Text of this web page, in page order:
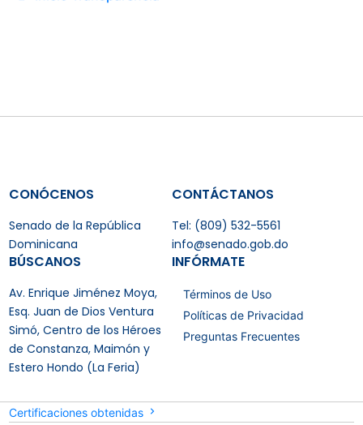
CONÓCENOS
Senado de la República
Dominicana
CONTÁCTANOS
Tel: (809) 532-5561
info@senado.gob.do
BÚSCANOS
Av. Enrique Jiménez Moya,
Esq. Juan de Dios Ventura
Simó, Centro de los Héroes
de Constanza, Maimón y
Estero Hondo (La Feria)
INFÓRMATE
Términos de Uso
Políticas de Privacidad
Preguntas Frecuentes
Certificaciones obtenidas